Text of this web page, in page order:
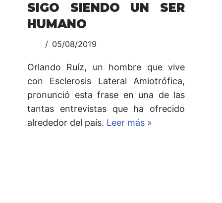
SIGO SIENDO UN SER
HUMANO
05/08/2019
Orlando Ruíz, un hombre que vive
con Esclerosis Lateral Amiotrófica,
pronunció esta frase en una de las
tantas entrevistas que ha ofrecido
alrededor del país. Leer más »